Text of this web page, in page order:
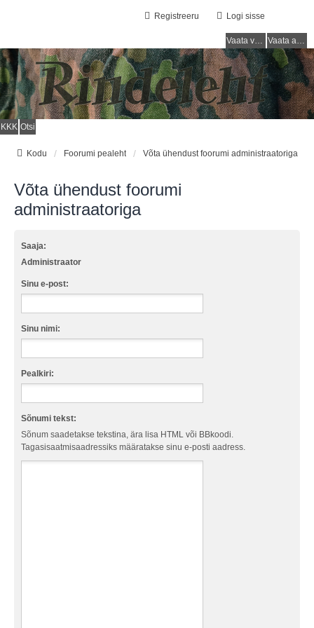
Logi sisse
Registreeru
Vaata vastamata teemasi Vaata aktiivseid teemasid
KKK Otsi
Kodu Foorumi pealeht Võta ühendust foorumi administraatoriga
Võta ühendust foorumi
administraatoriga
Saaja:
Administraator
Sinu e-post:
Sinu nimi:
Pealkiri:
Sõnumi tekst:
Sõnum saadetakse tekstina, ära lisa HTML või BBkoodi.
Tagasisaatmisaadressiks määratakse sinu e-posti aadress.